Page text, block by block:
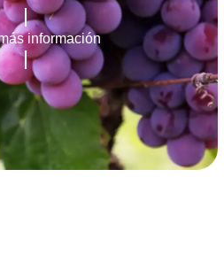
información